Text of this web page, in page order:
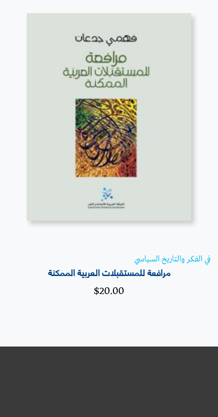
في الفكر والتاريخ السياسي
مرافعة للمستقبلات العربية الممكنة
$20.00